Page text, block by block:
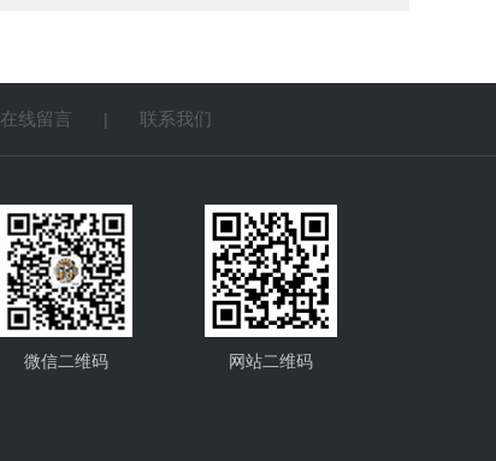
在线留言 | 联系我们
微信二维码 网站二维码